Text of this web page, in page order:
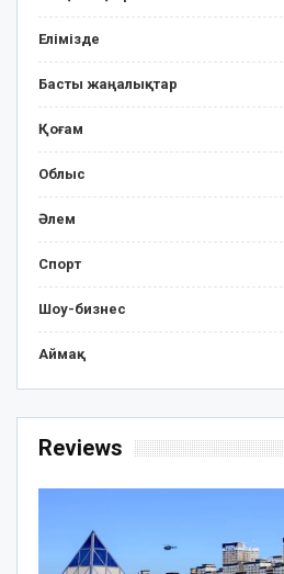
Елімізде
Басты жаңалықтар
Қоғам
Облыс
Әлем
Спорт
Шоу-бизнес
Аймақ
Reviews